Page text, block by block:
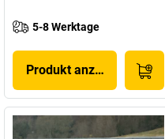
5-8 Werktage
Produkt anzeigen